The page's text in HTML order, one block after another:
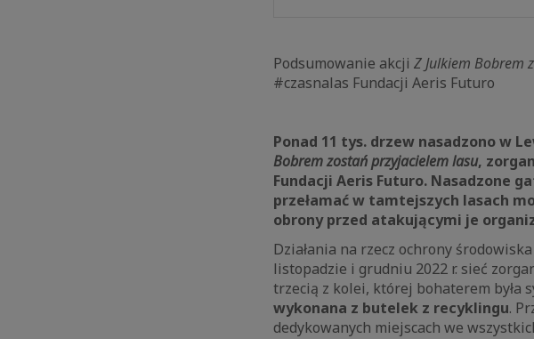
Podsumowanie akcji Z Julkiem Bobrem
#czasnalas Fundacji Aeris Futuro
Ponad 11 tys. drzew nasadzono w
Bobrem zostań przyjacielem lasu,
Fundacji Aeris Futuro. Nasadzone
przełamać w tamtejszych lasach
obrony przed atakującymi je
Działania na rzecz ochrony
listopadzie i grudniu 2022 r. sieć
trzecią z kolei, której bohaterem była
wykonana z butelek z recyklingu.
dedykowanych miejscach we